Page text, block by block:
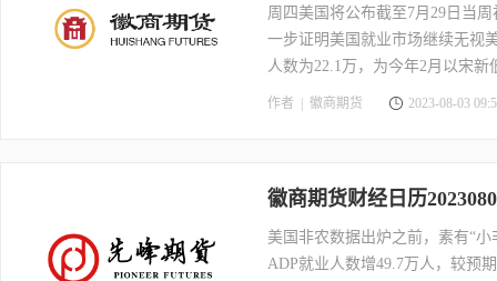
周四美国将公布截至7月29日当
一步证明美国就业市场继续无视
人数为22.1万，为今年2月以宋
作者 | 徽商期货 2023-08-03
徽商期货财经日历
美国非农数据出炉之前，素有“
ADP就业人数增49.7万人，较预